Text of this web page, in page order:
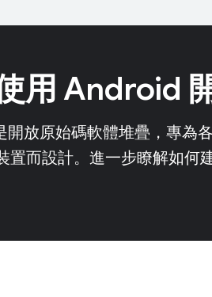
用 Android
開放原始碼軟體堆疊，專為
置而設計。進一步瞭解如何